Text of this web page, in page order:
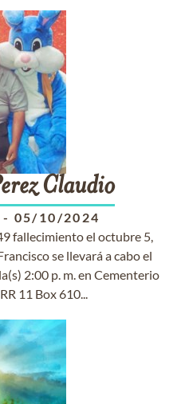
Claudio
- 05/10/2024
fallecimiento el octubre 5,
se llevará a cabo el
2:00 p. m. en Cementerio
11 Box 610...